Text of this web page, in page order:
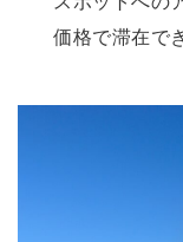
価格で滞在で